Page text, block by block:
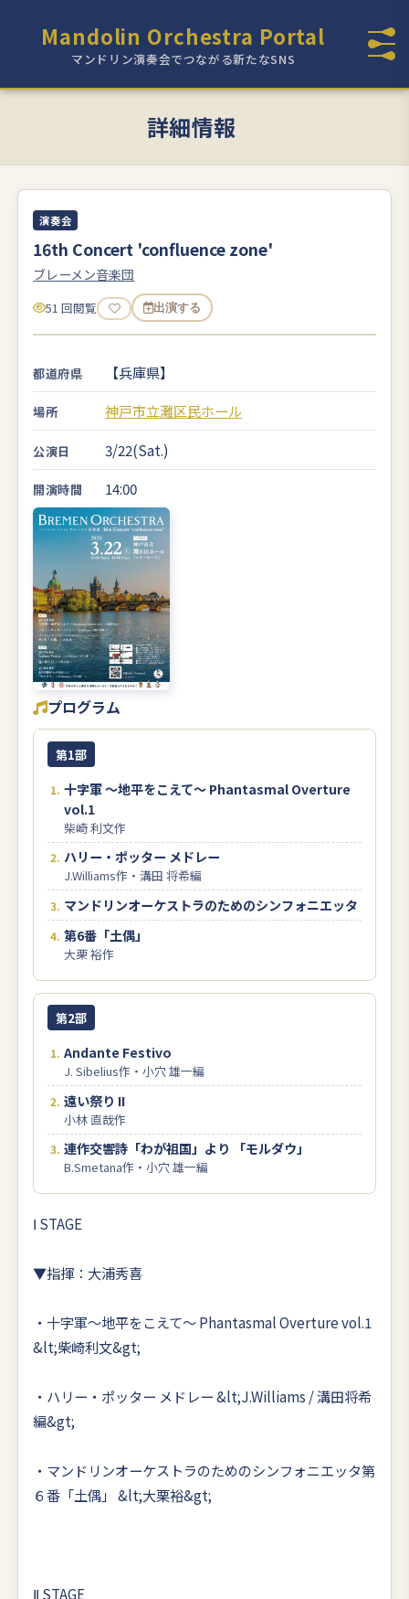
Mandolin Orchestra Portal
マンドリン演奏会でつながる新たなSNS
詳細情報
演奏会
16th Concert 'confluence zone'
ブレーメン音楽団
51 回閲覧 出演する
都道府県 【兵庫県】
場所 神戸市立灘区民ホール
公演日 3/22(Sat.)
開演時間 14:00
プログラム
第1部
十字軍 ～地平をこえて～ Phantasmal Overture
vol.1
柴崎 利文作
ハリー・ポッター メドレー
J.Williams作・溝田 将希編
マンドリンオーケストラのためのシンフォニエッタ
第6番「土偶」
大栗 裕作
第2部
Andante Festivo
J. Sibelius作・小穴 雄一編
遠い祭り II
小林 直哉作
連作交響詩「わが祖国」より 「モルダウ」
B.Smetana作・小穴 雄一編
Ⅰ STAGE
▼指揮：大浦秀喜
・十字軍～地平をこえて～ Phantasmal Overture vol.1
&lt;柴崎利文&gt;
・ハリー・ポッター メドレー &lt;J.Williams / 溝田将希
編&gt;
・マンドリンオーケストラのためのシンフォニエッタ第
６番「土偶」 &lt;大栗裕&gt;
Ⅱ STAGE